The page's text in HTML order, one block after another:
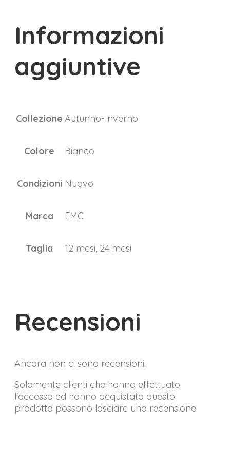
Informazioni
aggiuntive
Collezione Autunno-Inverno
Colore Bianco
Condizioni Nuovo
Marca EMC
Taglia 12 mesi, 24 mesi
Recensioni
Ancora non ci sono recensioni.
Solamente clienti che hanno effettuato
l'accesso ed hanno acquistato questo
prodotto possono lasciare una recensione.